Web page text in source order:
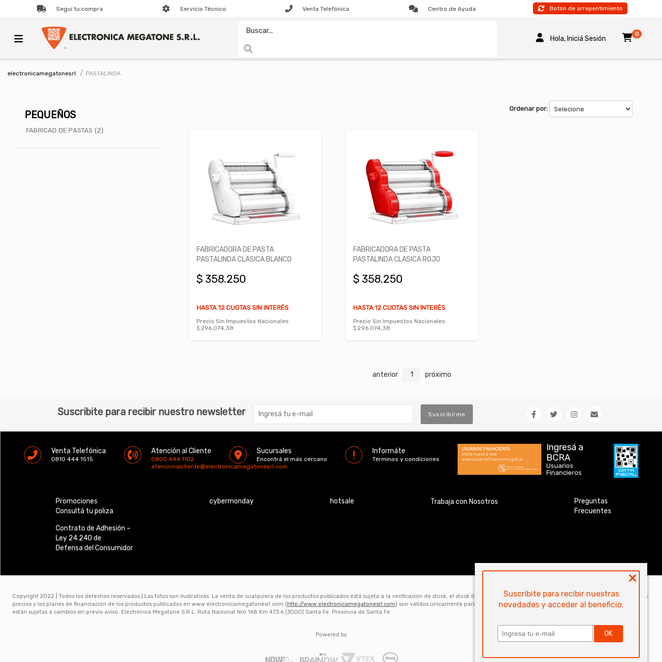
Seguí tu compra Servicio Técnico Venta Telefónica Centro de Ayuda Botón de arrepentimiento
Hola, Iniciá Sesión
0
electronicamegatonesrl PASTALINDA
PEQUEÑOS
FABRICAD.DE PASTAS (2)
Ordenar por:
FABRICADORA DE PASTA
PASTALINDA CLASICA BLANCO
$ 358.250
HASTA 12 CUOTAS SIN INTERÉS
Precio Sin Impuestos Nacionales:
$ 296.074,38
FABRICADORA DE PASTA
PASTALINDA CLASICA ROJO
$ 358.250
HASTA 12 CUOTAS SIN INTERÉS
Precio Sin Impuestos Nacionales:
$ 296.074,38
anterior 1 próximo
Suscribite para recibir nuestro newsletter Suscribirme
Venta Telefónica
0810 444 1515
Atención al Cliente
0800 444 1102
atencionalcliente@electronicamegatonesrl.com
Sucursales
Encontrá el más cercano
Informáte
Términos y condiciones
Ingresá a
BCRA
Usuarios
Financieros
Promociones
Consultá tu poliza
Contrato de Adhesión –
Ley 24.240 de
Defensa del Consumidor
cybermonday hotsale Trabaja con Nosotros
Preguntas
Frecuentes
×
Suscribite para recibir nuestras
novedades y acceder al beneficio.
OK
Copyright 2022 | Todos los derechos reservados.| Las fotos son ilustrativas. La venta de cualquiera de los productos publicados está sujeta a la verificación de stock, el stock disponible para la venta web de cada código es de 5 unidades. Los
precios y los planes de financiación de los productos publicados en www.electronicamegatonesrl.com ( http://www.electronicamegatonesrl.com) son válidos únicamente para la compra online. Las especificaciones técnicas y descripciones
están sujetas a cambios sin previo aviso. Electrónica Megatone S.R.L. Ruta Nacional Nro 168 Km 473.6 (3000) Santa Fe. Provincia de Santa Fe
Powered by